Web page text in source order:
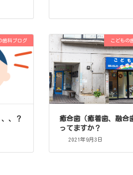
歯科ブログ
、？
こどもの
癒合歯（癒着歯、融合
ってますか？
2021年9月3日